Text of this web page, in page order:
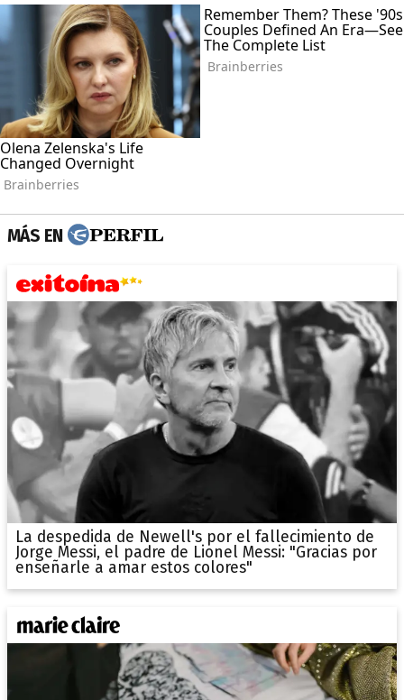
MÁS EN
La despedida de Newell's por el fallecimiento de
Jorge Messi, el padre de Lionel Messi: "Gracias por
enseñarle a amar estos colores"